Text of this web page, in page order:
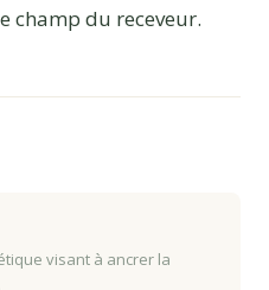
champ du receveur.
visant à ancrer la